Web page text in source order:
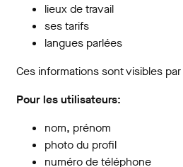
lieux de travail
ses tarifs
langues parlées
Ces informations sont visibles
Pour les utilisateurs:
nom, prénom
photo du profil
numéro de téléphone